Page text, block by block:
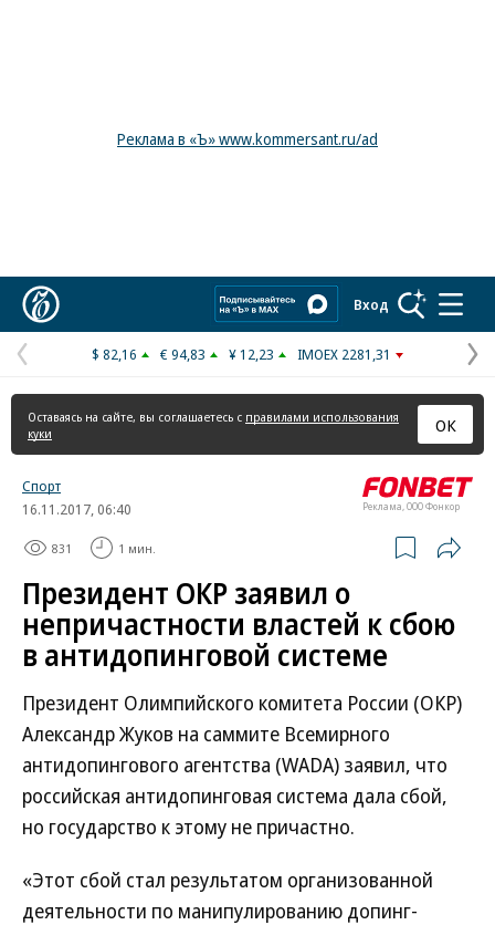
Реклама в «Ъ» www.kommersant.ru/ad
Вход
Предыдущая
страница
$ 82,16 € 94,83 ¥ 12,23 IMOEX 2281,31
Оставаясь на сайте, вы соглашаетесь с правилами использования
куки
ОК
Реклама, ООО Фонкор
Спорт
16.11.2017, 06:40
831 1 мин.
Президент ОКР заявил о
непричастности властей к сбою
в антидопинговой системе
Президент Олимпийского комитета России (ОКР)
Александр Жуков на саммите Всемирного
антидопингового агентства (WADA) заявил, что
российская антидопинговая система дала сбой,
но государство к этому не причастно.
«Этот сбой стал результатом организованной
деятельности по манипулированию допинг-